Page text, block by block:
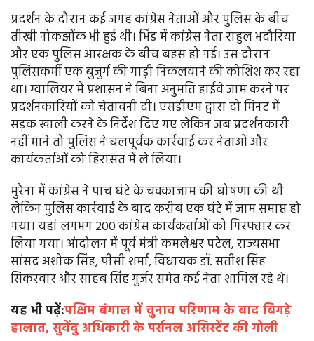
प्रदर्शन के दौरान कई जगह कांग्रेस नेताओं और पुलिस के बीच
तीखी नोकझोंक भी हुई थी। भिंड में कांग्रेस नेता राहुल भदौरिया
और एक पुलिस आरक्षक के बीच बहस हो गई। उस दौरान
पुलिसकर्मी एक बुजुर्ग की गाड़ी निकलवाने की कोशिश कर रहा
था। ग्वालियर में प्रशासन ने बिना अनुमति हाईवे जाम करने पर
प्रदर्शनकारियों को चेतावनी दी। एसडीएम द्वारा दो मिनट में
सड़क खाली करने के निर्देश दिए गए लेकिन जब प्रदर्शनकारी
नहीं माने तो पुलिस ने बलपूर्वक कार्रवाई कर नेताओं और
कार्यकर्ताओं को हिरासत में ले लिया।
मुरैना में कांग्रेस ने पांच घंटे के चक्काजाम की घोषणा की थी
लेकिन पुलिस कार्रवाई के बाद करीब एक घंटे में जाम समाप्त हो
गया। यहां लगभग 200 कांग्रेस कार्यकर्ताओं को गिरफ्तार कर
लिया गया। आंदोलन में पूर्व मंत्री कमलेश्वर पटेल, राज्यसभा
सांसद अशोक सिंह, पीसी शर्मा, विधायक डॉ. सतीश सिंह
सिकरवार और साहब सिंह गुर्जर समेत कई नेता शामिल रहे थे।
यह भी पढ़ें:पक्षिम बंगाल में चुनाव परिणाम के बाद बिगड़े
हालात, सुवेंदु अधिकारी के पर्सनल असिस्टेंट की गोली